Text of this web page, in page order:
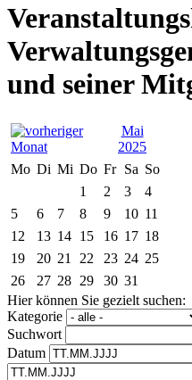
und seiner
Mai
2025
Mo Di Mi Do Fr Sa So
1
2 3
4
5
6 7 8 9 10 11
12
13 14 15 16 17 18
19
20 21 22 23 24 25
26
27 28 29 30 31
Hier können Sie gezielt suchen:
Kategorie
Suchwort
Datum